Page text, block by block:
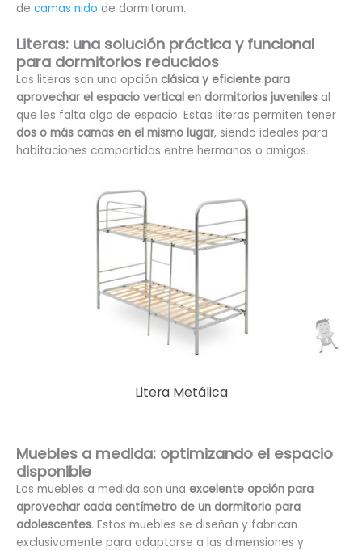
de camas nido de dormitorum.
Literas: una solución práctica y funcional
para dormitorios reducidos
Las literas son una opción clásica y eficiente para
aprovechar el espacio vertical en dormitorios juveniles al
que les falta algo de espacio. Estas literas permiten tener
dos o más camas en el mismo lugar, siendo ideales para
habitaciones compartidas entre hermanos o amigos.
Litera Metálica
Muebles a medida: optimizando el espacio
disponible
Los muebles a medida son una excelente opción para
aprovechar cada centímetro de un dormitorio para
adolescentes. Estos muebles se diseñan y fabrican
exclusivamente para adaptarse a las dimensiones y